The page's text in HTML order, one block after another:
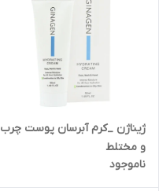
ژیناژن _کرم آبرسان پوست چرب
و مختلط
ناموجود